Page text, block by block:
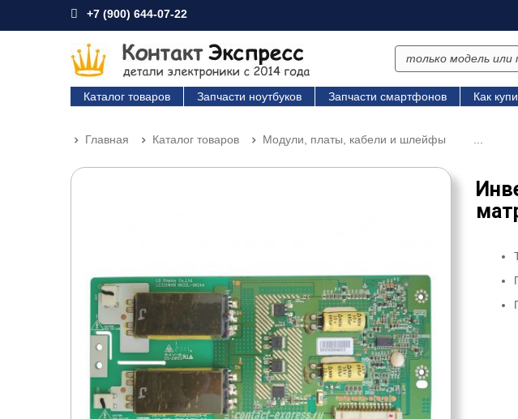
+7 (900) 644-07-22
Каталог товаров Запчасти ноутбуков Запчасти смартфонов Как
Главная Каталог товаров Модули, платы, кабели и шлейфы